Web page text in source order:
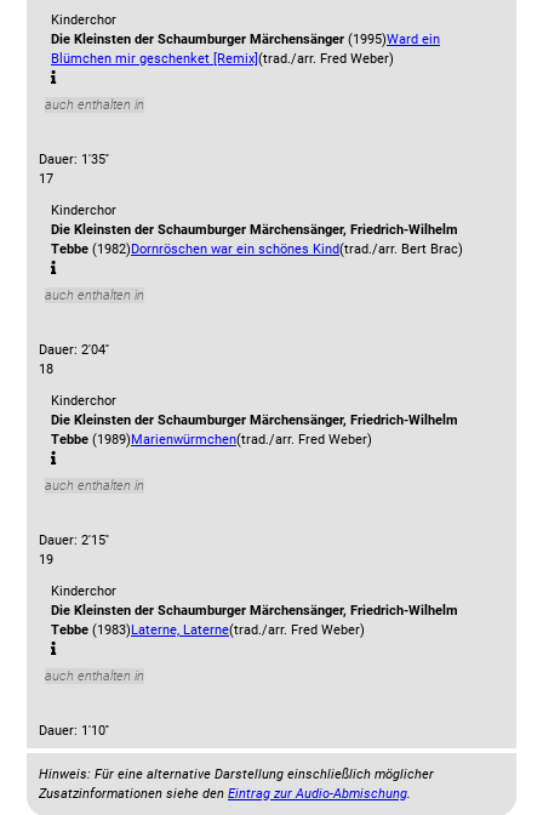
Kinderchor
Die Kleinsten der Schaumburger Märchensänger (1995)Ward ein
Blümchen mir geschenket [Remix] (trad./arr. Fred Weber)
auch enthalten in
Dauer: 1'35''
17
Kinderchor
Die Kleinsten der Schaumburger Märchensänger, Friedrich-Wilhelm
Tebbe (1982) Dornröschen war ein schönes Kind(trad./arr. Bert Brac)
auch enthalten in
Dauer: 2'04''
18
Kinderchor
Die Kleinsten der Schaumburger Märchensänger, Friedrich-Wilhelm
Tebbe (1989)Marienwürmchen(trad./arr. Fred Weber)
auch enthalten in
Dauer: 2'15''
19
Kinderchor
Die Kleinsten der Schaumburger Märchensänger, Friedrich-Wilhelm
Tebbe (1983) Laterne, Laterne(trad./arr. Fred Weber)
auch enthalten in
Dauer: 1'10''
Hinweis: Für eine alternative Darstellung einschließlich möglicher
Zusatzinformationen siehe den Eintrag zur Audio-Abmischung.